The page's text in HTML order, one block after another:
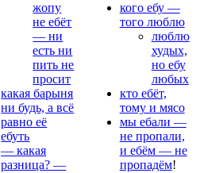
жопу
не ебёт
— ни
есть ни
пить не
просит
какая барыня
ни будь, а всё
равно её
ебуть
— какая
разница? —
кого ебу —
того люблю
люблю
худых,
но ебу
любых
кто ебёт,
тому и мясо
мы ебали —
не пропали,
и ебём — не
пропадём!